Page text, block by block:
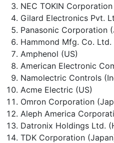
NEC TOKIN
Gilard Electronics Pvt.
Panasonic Corporation
Hammond Mfg. Co. Ltd.
Amphenol (US)
American Electronic
Namolectric Controls
Acme Electric (US)
Omron Corporation
Aleph America
Datronix Holdings Ltd.
TDK Corporation